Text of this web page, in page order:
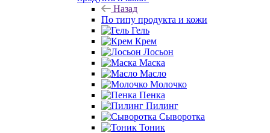
Назад
По типу продукта и кожи
Гель
Крем
Лосьон
Маска
Масло
Молочко
Пенка
Пилинг
Сыворотка
Тоник